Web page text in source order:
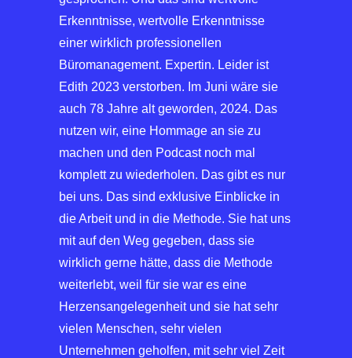
Erkenntnisse, wertvolle Erkenntnisse
einer wirklich professionellen
Büromanagement. Expertin. Leider ist
Edith 2023 verstorben. Im Juni wäre sie
auch 78 Jahre alt geworden, 2024. Das
nutzen wir, eine Hommage an sie zu
machen und den Podcast noch mal
komplett zu wiederholen. Das gibt es nur
bei uns. Das sind exklusive Einblicke in
die Arbeit und in die Methode. Sie hat uns
mit auf den Weg gegeben, dass sie
wirklich gerne hätte, dass die Methode
weiterlebt, weil für sie war es eine
Herzensangelegenheit und sie hat sehr
vielen Menschen, sehr vielen
Unternehmen geholfen, mit sehr viel Zeit